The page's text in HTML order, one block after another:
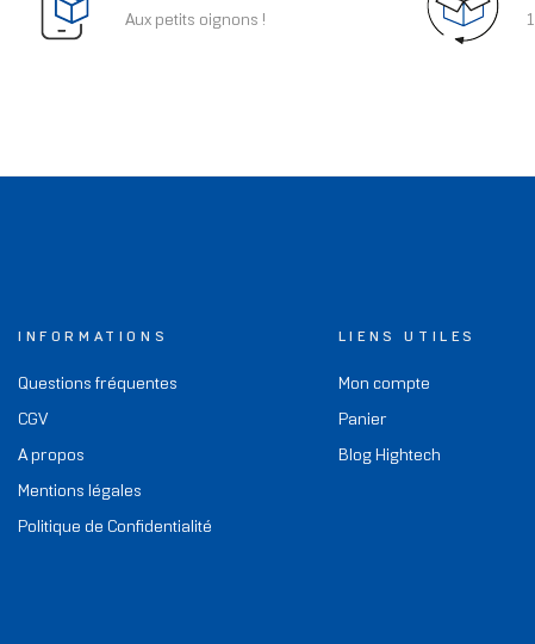
Aux petits oignons !
INFORMATIONS
Questions fréquentes
CGV
A propos
Mentions légales
Politique de Confidentialité
LIENS UTILES
Mon compte
Panier
Blog Hightech